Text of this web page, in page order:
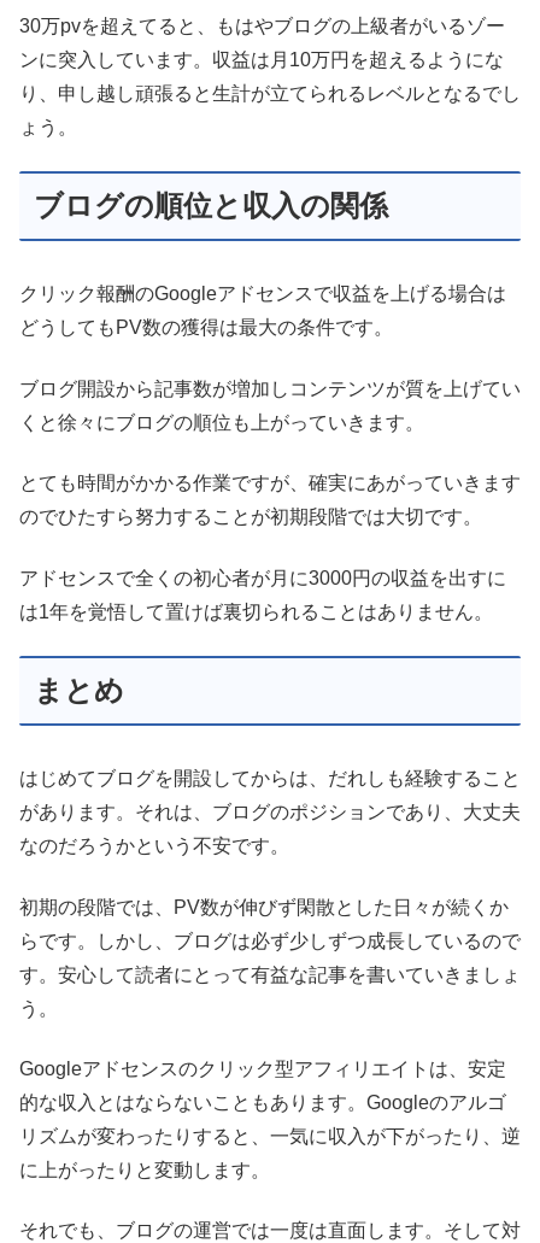
30万pvを超えてると、もはやブログの上級者がいるゾー
ンに突入しています。収益は月10万円を超えるようにな
り、申し越し頑張ると生計が立てられるレベルとなるでし
ょう。
ブログの順位と収入の関係
クリック報酬のGoogleアドセンスで収益を上げる場合は
どうしてもPV数の獲得は最大の条件です。
ブログ開設から記事数が増加しコンテンツが質を上げてい
くと徐々にブログの順位も上がっていきます。
とても時間がかかる作業ですが、確実にあがっていきます
のでひたすら努力することが初期段階では大切です。
アドセンスで全くの初心者が月に3000円の収益を出すに
は1年を覚悟して置けば裏切られることはありません。
まとめ
はじめてブログを開設してからは、だれしも経験すること
があります。それは、ブログのポジションであり、大丈夫
なのだろうかという不安です。
初期の段階では、PV数が伸びず閑散とした日々が続くか
らです。しかし、ブログは必ず少しずつ成長しているので
す。安心して読者にとって有益な記事を書いていきましょ
う。
Googleアドセンスのクリック型アフィリエイトは、安定
的な収入とはならないこともあります。Googleのアルゴ
リズムが変わったりすると、一気に収入が下がったり、逆
に上がったりと変動します。
それでも、ブログの運営では一度は直面します。そして対